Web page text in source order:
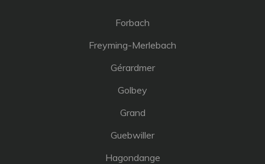
Forbach
Freyming-Merlebach
Gérardmer
Golbey
Grand
Guebwiller
Hagondange